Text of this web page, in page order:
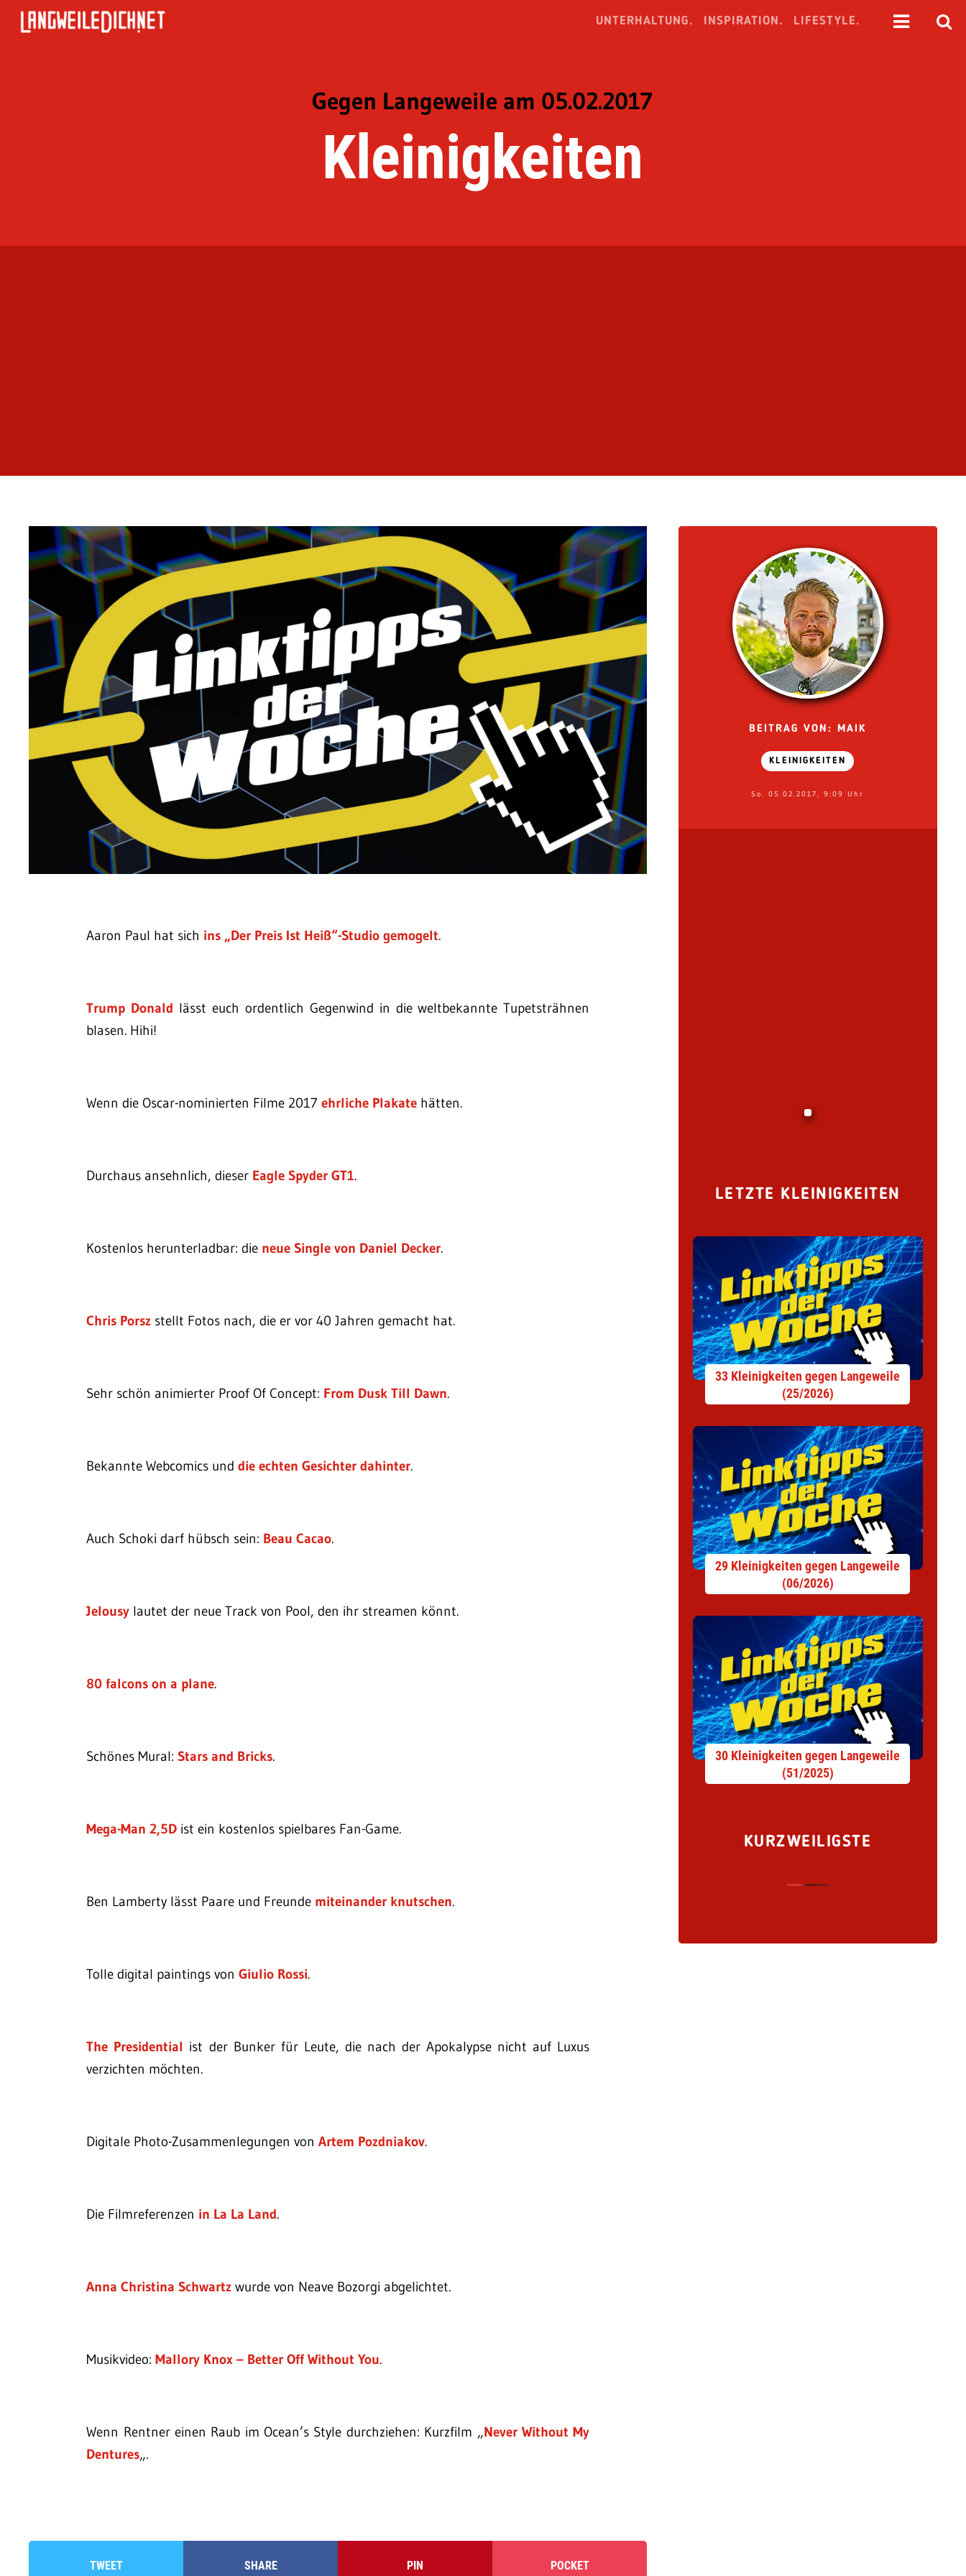
UNTERHALTUNG. INSPIRATION. LIFESTYLE.
Gegen Langeweile am 05.02.2017
Kleinigkeiten
Aaron Paul hat sich ins „Der Preis Ist Heiß“-Studio gemogelt.
Trump Donald lässt euch ordentlich Gegenwind in die weltbekannte Tupetsträhnen
blasen. Hihi!
Wenn die Oscar-nominierten Filme 2017ehrliche Plakate hätten.
Durchaus ansehnlich, dieser Eagle Spyder GT1.
Kostenlos herunterladbar: die neue Single von Daniel Decker.
Chris Porsz stellt Fotos nach, die er vor 40 Jahren gemacht hat.
Sehr schön animierter Proof Of Concept: From Dusk Till Dawn.
Bekannte Webcomics unddie echten Gesichter dahinter.
Auch Schoki darf hübsch sein: Beau Cacao.
Jelousy lautet der neue Track von Pool, den ihr streamen könnt.
80 falcons on a plane.
Schönes Mural:Stars and Bricks.
Mega-Man 2,5D ist ein kostenlos spielbares Fan-Game.
Ben Lamberty lässt Paare und Freunde miteinander knutschen.
Tolle digital paintings vonGiulio Rossi.
The Presidential ist der Bunker für Leute, die nach der Apokalypse nicht auf Luxus
verzichten möchten.
Digitale Photo-Zusammenlegungen vonArtem Pozdniakov.
Die Filmreferenzen in La La Land.
Anna Christina Schwartz wurde von Neave Bozorgi abgelichtet.
Musikvideo:Mallory Knox – Better Off Without You.
Wenn Rentner einen Raub im Ocean’s Style durchziehen: Kurzfilm „Never Without My
Dentures„.
TWEET SHARE PIN POCKET
BEITRAG VON: MAIK
KLEINIGKEITEN
So. 05.02.2017, 9:09 Uhr
LETZTE KLEINIGKEITEN
33 Kleinigkeiten gegen Langeweile
(25/2026)
29 Kleinigkeiten gegen Langeweile
(06/2026)
30 Kleinigkeiten gegen Langeweile
(51/2025)
KURZWEILIGSTE